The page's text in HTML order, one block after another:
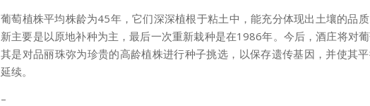
葡萄植株平均株龄为45年，它们深深植根于粘土中，能充分体现出土壤的品
新主要是以原地补种为主，最后一次重新栽种是在1986年。今后，酒庄将对
其是对品丽珠弥为珍贵的高龄植株进行种子挑选，以保存遗传基因，并使其
延续。
–